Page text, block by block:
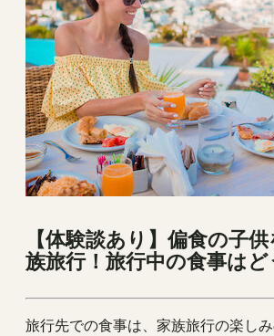
【体験談あり】偏食の子
族旅行！旅行中の食事はど
旅行先での食事は、家族旅行の楽しみ